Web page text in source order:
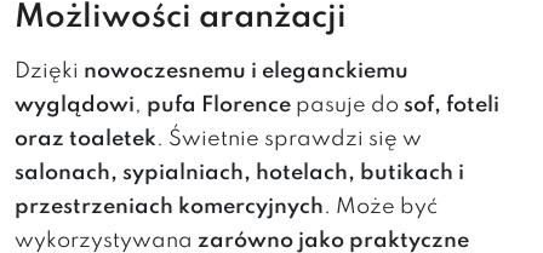
Możliwości aranżacji
Dzięki nowoczesnemu i eleganckiemu
wyglądowi, pufa Florence pasuje do sof, foteli
oraz toaletek. Świetnie sprawdzi się w
salonach, sypialniach, hotelach, butikach i
przestrzeniach komercyjnych. Może być
wykorzystywana zarówno jako praktyczne